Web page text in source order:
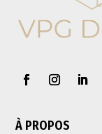
À PROPOS